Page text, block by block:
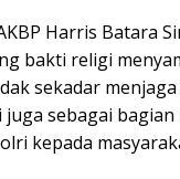
Harris Batara
bakti religi
sekadar
sebagai
kepada